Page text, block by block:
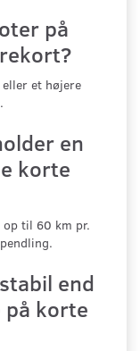
på
et højere
en
korte
til 60 km pr.
end
på korte